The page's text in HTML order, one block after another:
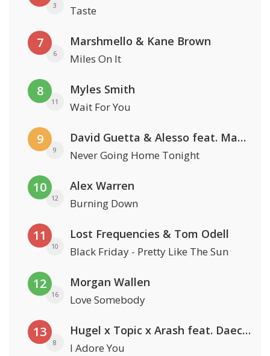
3 Taste
7
6
Marshmello & Kane Brown
Miles On It
8
11
Myles Smith
Wait For You
9
9
David Guetta & Alesso feat. Madison Love
Never Going Home Tonight
10
12
Alex Warren
Burning Down
11
10
Lost Frequencies & Tom Odell
Black Friday - Pretty Like The Sun
12
16
Morgan Wallen
Love Somebody
13
8
Hugel x Topic x Arash feat. Daecolm
I Adore You